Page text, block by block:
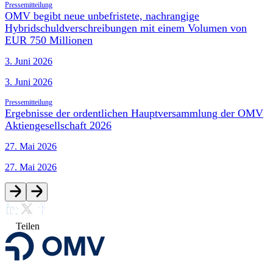
Pressemitteilung
OMV begibt neue unbefristete, nachrangige
Hybridschuldverschreibungen mit einem Volumen von
EUR 750 Millionen
3. Juni 2026
3. Juni 2026
Pressemitteilung
Ergebnisse der ordentlichen Hauptversammlung der OMV
Aktiengesellschaft 2026
27. Mai 2026
27. Mai 2026
Teilen